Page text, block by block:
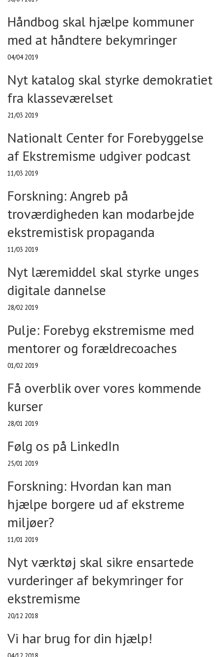
Håndbog skal hjælpe kommuner
med at håndtere bekymringer
04/04 2019
Nyt katalog skal styrke demokratiet
fra klasseværelset
21/03 2019
Nationalt Center for Forebyggelse
af Ekstremisme udgiver podcast
11/03 2019
Forskning: Angreb på
troværdigheden kan modarbejde
ekstremistisk propaganda
11/03 2019
Nyt læremiddel skal styrke unges
digitale dannelse
28/02 2019
Pulje: Forebyg ekstremisme med
mentorer og forældrecoaches
01/02 2019
Få overblik over vores kommende
kurser
28/01 2019
Følg os på LinkedIn
25/01 2019
Forskning: Hvordan kan man
hjælpe borgere ud af ekstreme
miljøer?
11/01 2019
Nyt værktøj skal sikre ensartede
vurderinger af bekymringer for
ekstremisme
20/12 2018
Vi har brug for din hjælp!